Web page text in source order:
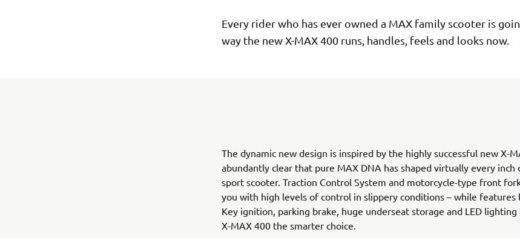
Every rider who has ever owned a MAX family scooter is
way the new X-MAX 400 runs, handles, feels and looks now.
The dynamic new design is inspired by the highly successful new X-
abundantly clear that pure MAX DNA has shaped virtually every inch
sport scooter. Traction Control System and motorcycle-type front
you with high levels of control in slippery conditions – while features
Key ignition, parking brake, huge underseat storage and LED
X-MAX 400 the smarter choice.